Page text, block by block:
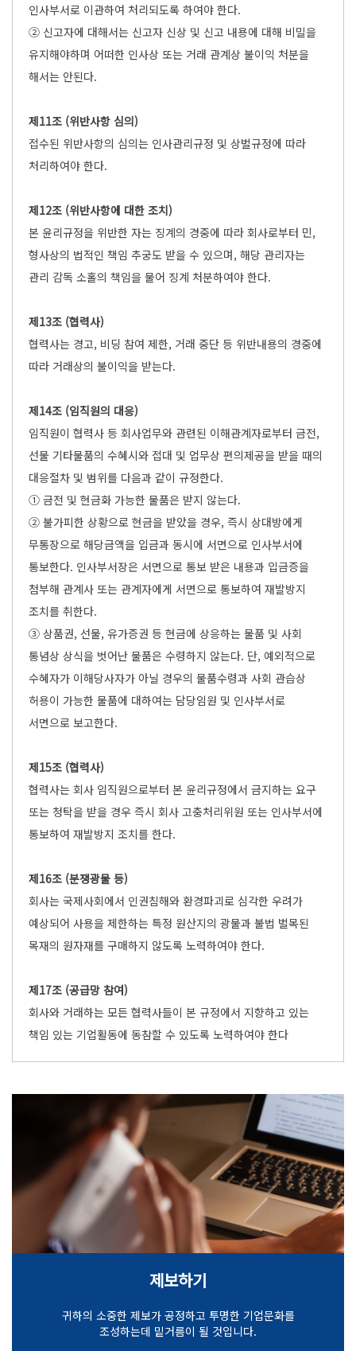
인사부서로 이관하여 처리되도록 하여야 한다.
② 신고자에 대해서는 신고자 신상 및 신고 내용에 대해 비밀을
유지해야하며 어떠한 인사상 또는 거래 관계상 불이익 처분을
해서는 안된다.
제11조 (위반사항 심의)
접수된 위반사항의 심의는 인사관리규정 및 상벌규정에 따라
처리하여야 한다.
제12조 (위반사항에 대한 조치)
본 윤리규정을 위반한 자는 징계의 경중에 따라 회사로부터 민,
형사상의 법적인 책임 추궁도 받을 수 있으며, 해당 관리자는
관리 감독 소홀의 책임을 물어 징계 처분하여야 한다.
제13조 (협력사)
협력사는 경고, 비딩 참여 제한, 거래 중단 등 위반내용의 경중에
따라 거래상의 불이익을 받는다.
제14조 (임직원의 대응)
임직원이 협력사 등 회사업무와 관련된 이해관계자로부터 금전,
선물 기타물품의 수혜시와 접대 및 업무상 편의제공을 받을 때의
대응절차 및 범위를 다음과 같이 규정한다.
① 금전 및 현금화 가능한 물품은 받지 않는다.
② 불가피한 상황으로 현금을 받았을 경우, 즉시 상대방에게
무통장으로 해당금액을 입금과 동시에 서면으로 인사부서에
통보한다. 인사부서장은 서면으로 통보 받은 내용과 입금증을
첨부해 관계사 또는 관계자에게 서면으로 통보하여 재발방지
조치를 취한다.
③ 상품권, 선물, 유가증권 등 현금에 상응하는 물품 및 사회
통념상 상식을 벗어난 물품은 수령하지 않는다. 단, 예외적으로
수혜자가 이해당사자가 아닐 경우의 물품수령과 사회 관습상
허용이 가능한 물품에 대하여는 담당임원 및 인사부서로
서면으로 보고한다.
제15조 (협력사)
협력사는 회사 임직원으로부터 본 윤리규정에서 금지하는 요구
또는 청탁을 받을 경우 즉시 회사 고충처리위원 또는 인사부서에
통보하여 재발방지 조치를 한다.
제16조 (분쟁광물 등)
회사는 국제사회에서 인권침해와 환경파괴로 심각한 우려가
예상되어 사용을 제한하는 특정 원산지의 광물과 불법 벌목된
목재의 원자재를 구매하지 않도록 노력하여야 한다.
제17조 (공급망 참여)
회사와 거래하는 모든 협력사들이 본 규정에서 지향하고 있는
책임 있는 기업활동에 동참할 수 있도록 노력하여야 한다
제보하기
귀하의 소중한 제보가 공정하고 투명한 기업문화를
조성하는데 밑거름이 될 것입니다.